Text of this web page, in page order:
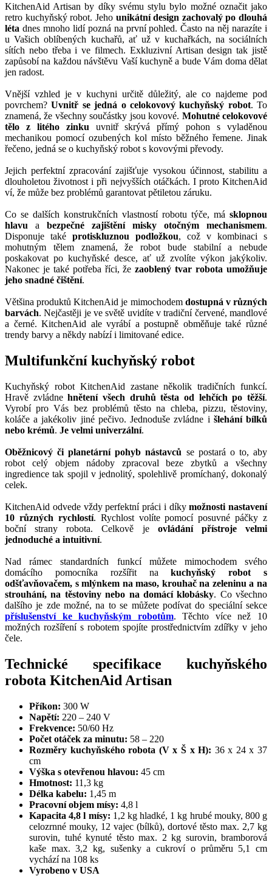
KitchenAid Artisan by díky svému stylu bylo možné označit jako
retro kuchyňský robot. Jeho unikátní design zachovalý po dlouhá
léta dnes mnoho lidí pozná na první pohled. Často na něj narazíte i
u Vašich oblíbených kuchařů, ať už v kuchařkách, na sociálních
sítích nebo třeba i ve filmech. Exkluzivní Artisan design tak jistě
zapůsobí na každou návštěvu Vaší kuchyně a bude Vám doma dělat
jen radost.
Vnější vzhled je v kuchyni určitě důležitý, ale co najdeme pod
povrchem?Uvnitř se jedná o celokovový kuchyňský robot. To
znamená, že všechny součástky jsou kovové. Mohutné celokovové
tělo z litého zinku uvnitř skrývá přímý pohon s vyladěnou
mechanikou pomocí ozubených kol místo běžného řemene. Jinak
řečeno, jedná se o kuchyňský robot s kovovými převody.
Jejich perfektní zpracování zajišťuje vysokou účinnost, stabilitu a
dlouholetou životnost i při nejvyšších otáčkách. I proto KitchenAid
ví, že může bez problémů garantovat pětiletou záruku.
Co se dalších konstrukčních vlastností robotu týče, má sklopnou
hlavu a bezpečné zajištění misky otočným mechanismem.
Disponuje také protiskluznou podložkou, což v kombinaci s
mohutným tělem znamená, že robot bude stabilní a nebude
poskakovat po kuchyňské desce, ať už zvolíte výkon jakýkoliv.
Nakonec je také potřeba říci, žezaoblený tvar robota umožňuje
jeho snadné čištění.
Většina produktů KitchenAid je mimochodem dostupná v různých
barvách. Nejčastěji je ve světě uvidíte v tradiční červené, mandlové
a černé. KitchenAid ale vyrábí a postupně obměňuje také různé
trendy barvy a někdy nabízí i limitované edice.
Multifunkční kuchyňský robot
Kuchyňský robot KitchenAid zastane několik tradičních funkcí.
Hravě zvládnehnětení všech druhů těsta od lehčích po těžší.
Vyrobí pro Vás bez problémů těsto na chleba, pizzu, těstoviny,
koláče a jakékoliv jiné pečivo. Jednoduše zvládne i šlehání bílků
nebo krémů. Je velmi univerzální.
Oběžnicový či planetární pohyb nástavců se postará o to, aby
robot celý objem nádoby zpracoval beze zbytků a všechny
ingredience tak spojil v jednolitý, spolehlivě promíchaný, dokonalý
celek.
KitchenAid odvede vždy perfektní práci i díkymožnosti nastavení
10 různých rychlostí. Rychlost volíte pomocí posuvné páčky z
boční strany robota. Celkově je ovládání přístroje velmi
jednoduché a intuitivní.
Nad rámec standardních funkcí můžete mimochodem svého
domácího pomocníka rozšířit nakuchyňský robot s
odšťavňovačem, s mlýnkem na maso, krouhač na zeleninu a na
strouhání, na těstoviny nebo na domácí klobásky. Co všechno
dalšího je zde možné, na to se můžete podívat do speciální sekce
příslušenství ke kuchyňským robotům. Těchto více než 10
možných rozšíření s robotem spojíte prostřednictvím zdířky v jeho
čele.
Technické specifikace kuchyňského
robota KitchenAid Artisan
Příkon: 300 W
Napětí: 220 – 240 V
Frekvence: 50/60 Hz
Počet otáček za minutu: 58 – 220
Rozměry kuchyňského robota (V x Š x H): 36 x 24 x 37
cm
Výška s otevřenou hlavou: 45 cm
Hmotnost: 11,3 kg
Délka kabelu: 1,45 m
Pracovní objem mísy: 4,8 l
Kapacita 4,8 l mísy: 1,2 kg hladké, 1 kg hrubé mouky, 800 g
celozrnné mouky, 12 vajec (bílků), dortové těsto max. 2,7 kg
surovin, tuhé kynuté těsto max. 2 kg surovin, bramborová
kaše max. 3,2 kg, sušenky a cukroví o průměru 5,1 cm
vychází na 108 ks
Vyrobeno v USA